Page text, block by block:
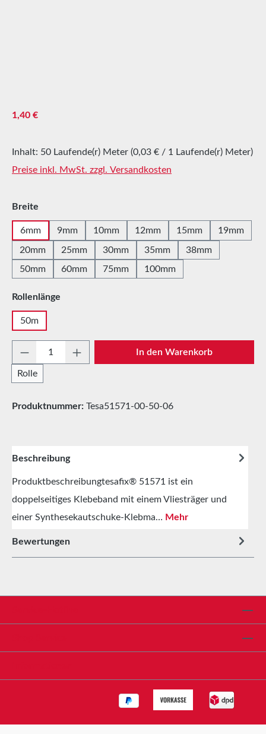
Regulärer Preis:
1,40 €
Inhalt: 50 Laufende(r) Meter (0,03 € / 1 Laufende(r) Meter)
Preise inkl. MwSt. zzgl. Versandkosten
Breite
6mm 9mm 10mm 12mm 15mm 19mm
20mm 25mm 30mm 35mm
38mm
50mm
60mm 75mm 100mm
Rollenlänge
50m
Produkt Anzahl: Gib den gewünschten
Rolle
In den Warenkorb
Produktnummer: Tesa51571-00-50-06
Beschreibung
Produktbeschreibungtesafix® 51571 ist ein
doppelseitiges Klebeband mit einem Vliesträger und
einer Synthesekautschuke-Klebma… Mehr
Bewertungen